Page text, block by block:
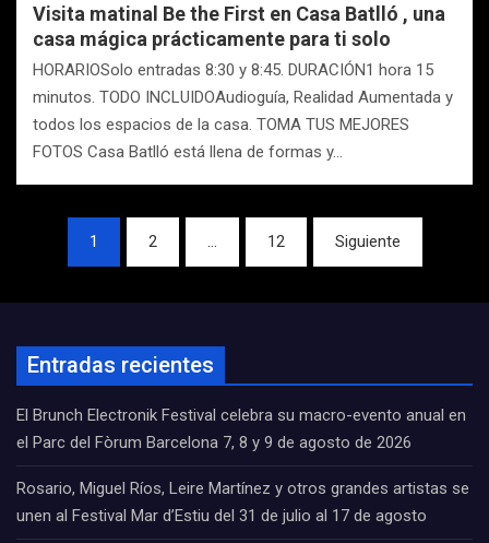
Visita matinal Be the First en Casa Batlló , una
casa mágica prácticamente para ti solo
HORARIOSolo entradas 8:30 y 8:45. DURACIÓN1 hora 15
minutos. TODO INCLUIDOAudioguía, Realidad Aumentada y
todos los espacios de la casa. TOMA TUS MEJORES
FOTOS Casa Batlló está llena de formas y…
Navegación
entradas
1 2 … 12 Siguiente
Entradas recientes
El Brunch Electronik Festival celebra su macro-evento anual en
el Parc del Fòrum Barcelona 7, 8 y 9 de agosto de 2026
Rosario, Miguel Ríos, Leire Martínez y otros grandes artistas se
unen al Festival Mar d’Estiu del 31 de julio al 17 de agosto